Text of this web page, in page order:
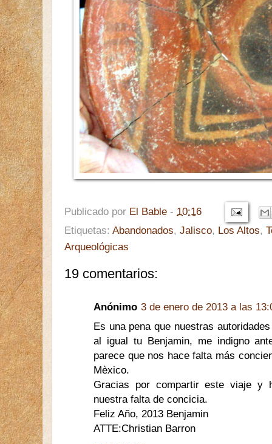
Publicado por El Bable - 10:16
Etiquetas: Abandonados, Jalisco, Los Altos,
Arqueológicas
19 comentarios:
Anónimo 3 de enero de 2013 a las
Es una pena que nuestras
al igual tu Benjamin, me indigno
parece que nos hace falta más
Mèxico.
Gracias por compartir este viaje y
nuestra falta de concicia.
Feliz Año, 2013 Benjamin
ATTE:Christian Barron